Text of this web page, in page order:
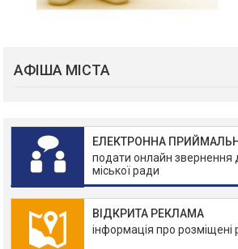
АФІША МІСТА
ЕЛЕКТРОННА
подати онлайн звернення
міської ради
ВІДКРИТА РЕКЛАМА
інформація про розміщені